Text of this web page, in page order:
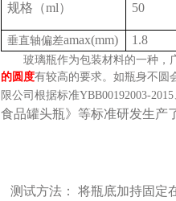
规格（ml） 50
垂直轴偏差amax(mm) 1.8
玻璃瓶作为包装材料的一种，
的圆度有较高的要求。如瓶身不圆
限公司根据标准YBB00192003-
食品罐头瓶》等标准研发生产
测试方法：
将瓶底加持固定